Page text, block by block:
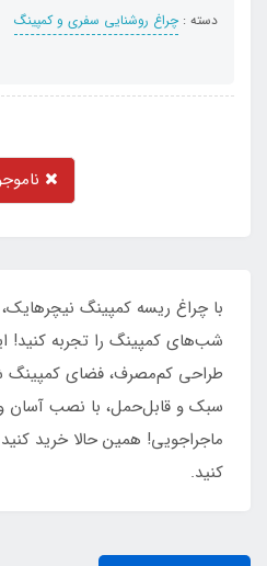
دسته : چراغ روشنایی سفری و کمپینگ
با چراغ ریسه کمپینگ
شب‌های کمپینگ را تجربه کنید!
طراحی کم‌مصرف، فضای کمپینگ
سبک و قابل‌حمل، با نصب آسان و
ماجراجویی! همین حالا خرید
کنید.